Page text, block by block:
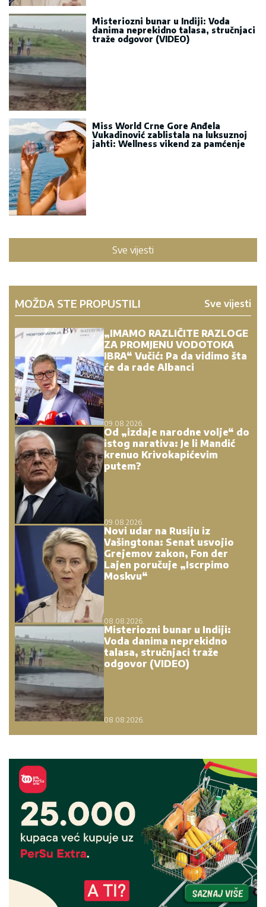
Misteriozni bunar u Indiji: Voda
danima neprekidno talasa, stručnjaci
traže odgovor (VIDEO)
Miss World Crne Gore Anđela
Vukadinović zablistala na luksuznoj
jahti: Wellness vikend za pamćenje
Sve vijesti
MOŽDA STE PROPUSTILI Sve vijesti
„IMAMO RAZLIČITE RAZLOGE
ZA PROMJENU VODOTOKA
IBRA“ Vučić: Pa da vidimo šta
će da rade Albanci
09.08.2026.
Od „izdaje narodne volje“ do
istog narativa: Je li Mandić
krenuo Krivokapićevim
putem?
09.08.2026.
Novi udar na Rusiju iz
Vašingtona: Senat usvojio
Grejemov zakon, Fon der
Lajen poručuje „Iscrpimo
Moskvu“
08.08.2026.
Misteriozni bunar u Indiji:
Voda danima neprekidno
talasa, stručnjaci traže
odgovor (VIDEO)
08.08.2026.